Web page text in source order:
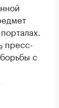
пресс-
с